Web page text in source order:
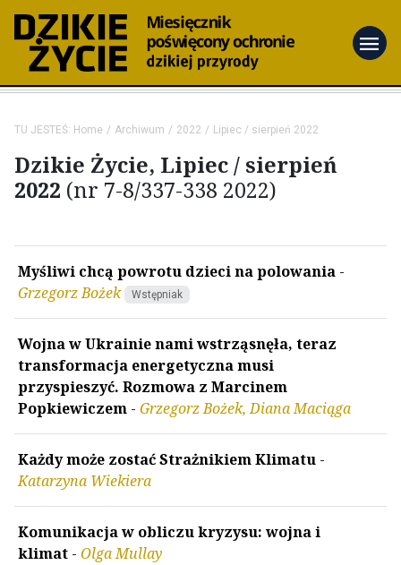
menu
TU JESTEŚ: Home Archiwum 2022 Lipiec / sierpień 2022
Dzikie Życie, Lipiec / sierpień
2022 (nr 7-8/337-338 2022)
Myśliwi chcą powrotu dzieci na polowania -
Grzegorz Bożek
Wstępniak
Wojna w Ukrainie nami wstrząsnęła, teraz
transformacja energetyczna musi
przyspieszyć. Rozmowa z Marcinem
Popkiewiczem - Grzegorz Bożek, Diana Maciąga
Każdy może zostać Strażnikiem Klimatu -
Katarzyna Wiekiera
Komunikacja w obliczu kryzysu: wojna i
klimat - Olga Mullay